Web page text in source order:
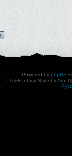
Powered by phpBB
DarkFantasy Style by Arm